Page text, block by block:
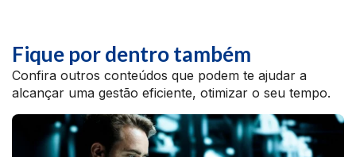
Fique por dentro também
Confira outros conteúdos que podem te ajudar a
alcançar uma gestão eficiente, otimizar o seu tempo.